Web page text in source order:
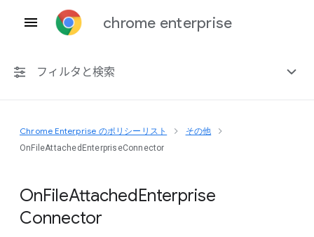
chrome enterprise
フィルタと検索
プラットフォーム共通
Chrome Enterprise のポリシーリスト その他
OnFileAttachedEnterpriseConnector
OnFileAttachedEnterprise
Connector